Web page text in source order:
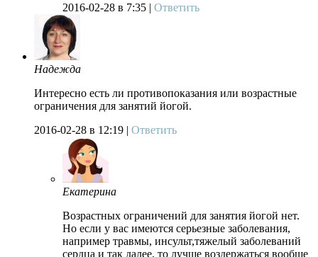
2016-02-28 в 7:35 | Ответить
Надежда
Интересно есть ли противопоказания или возрастные
ограничения для занятий йогой.
2016-02-28 в 12:19 | Ответить
Екатерина
Возрастных ограничений для занятия йогой нет.
Но если у вас имеются серьезные заболевания,
например травмы, инсульт,тяжелый заболеваний
сердца и так далее, то лучше воздержаться вообще